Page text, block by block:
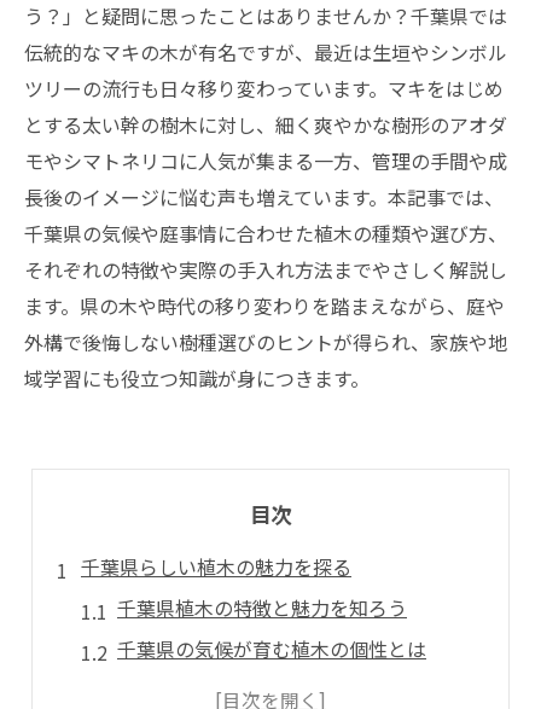
う？」と疑問に思ったことはありませんか？千葉県では
伝統的なマキの木が有名ですが、最近は生垣やシンボル
ツリーの流行も日々移り変わっています。マキをはじめ
とする太い幹の樹木に対し、細く爽やかな樹形のアオダ
モやシマトネリコに人気が集まる一方、管理の手間や成
長後のイメージに悩む声も増えています。本記事では、
千葉県の気候や庭事情に合わせた植木の種類や選び方、
それぞれの特徴や実際の手入れ方法までやさしく解説し
ます。県の木や時代の移り変わりを踏まえながら、庭や
外構で後悔しない樹種選びのヒントが得られ、家族や地
域学習にも役立つ知識が身につきます。
目次
千葉県らしい植木の魅力を探る
千葉県植木の特徴と魅力を知ろう
千葉県の気候が育む植木の個性とは
千葉県の花や鳥と植木の関係を解説